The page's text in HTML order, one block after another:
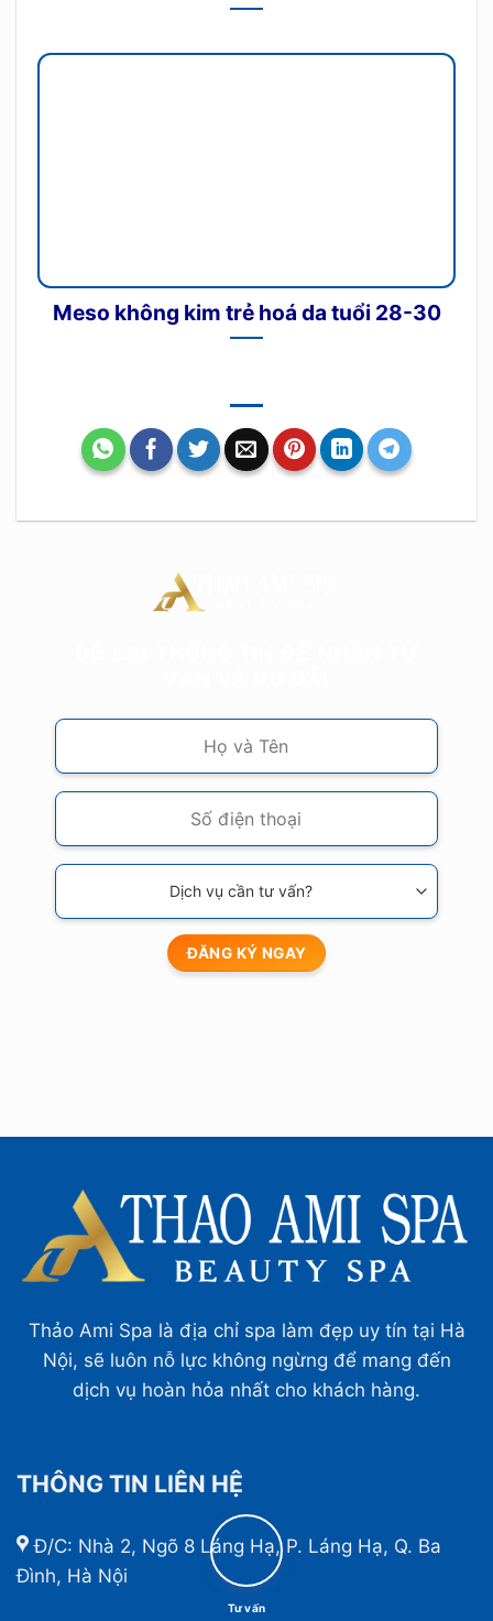
Meso không kim trẻ hoá da tuổi 28-30
Thảo Ami Spa là địa chỉ spa làm đẹp uy tín tại Hà
Nội, sẽ luôn nỗ lực không ngừng để mang đến
dịch vụ hoàn hỏa nhất cho khách hàng.
THÔNG TIN LIÊN HỆ
Đ/C: Nhà 2, Ngõ 8 Láng Hạ, P. Láng Hạ, Q. Ba
Đình, Hà Nội
Tư vấn